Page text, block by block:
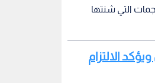
التي شنتها
الالتزام